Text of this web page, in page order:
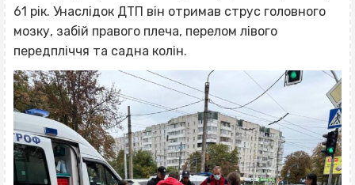
61 рік. Унаслідок ДТП він отримав струс головного
мозку, забій правого плеча, перелом лівого
передпліччя та садна колін.